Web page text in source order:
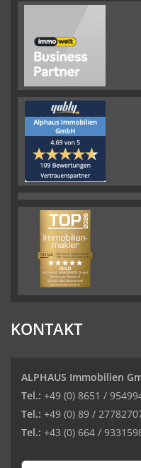
KONTAKT
ALPHAUS Immobilien
Tel.: +49 (0) 8651 /
Tel.: +49 (0) 89 /
Tel.: +43 (0) 664 /